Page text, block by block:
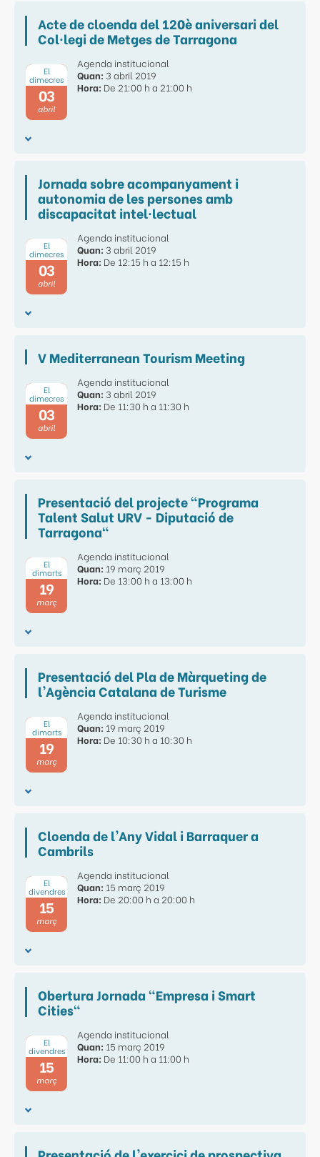
Acte de cloenda del 120è aniversari del
Col·legi de Metges de Tarragona
El
dimecres
03
abril
Agenda institucional
Quan: 3 abril 2019
Hora: De 21:00 h a 21:00 h
Jornada sobre acompanyament i
autonomia de les persones amb
discapacitat intel·lectual
El
dimecres
03
abril
Agenda institucional
Quan: 3 abril 2019
Hora: De 12:15 h a 12:15 h
V Mediterranean Tourism Meeting
El
dimecres
03
abril
Agenda institucional
Quan: 3 abril 2019
Hora: De 11:30 h a 11:30 h
Presentació del projecte "Programa
Talent Salut URV - Diputació de
Tarragona"
El
dimarts
19
març
Agenda institucional
Quan: 19 març 2019
Hora: De 13:00 h a 13:00 h
Presentació del Pla de Màrqueting de
l'Agència Catalana de Turisme
El
dimarts
19
març
Agenda institucional
Quan: 19 març 2019
Hora: De 10:30 h a 10:30 h
Cloenda de l'Any Vidal i Barraquer a
Cambrils
El
divendres
15
març
Agenda institucional
Quan: 15 març 2019
Hora: De 20:00 h a 20:00 h
Obertura Jornada "Empresa i Smart
Cities"
El
divendres
15
març
Agenda institucional
Quan: 15 març 2019
Hora: De 11:00 h a 11:00 h